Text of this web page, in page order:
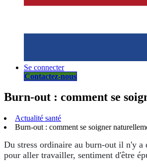
Se connecter
Contactez-nous
Burn-out : comment se
Actualité santé
Burn-out : comment se soigner
Du stress ordinaire au burn-out il n'y a
pour aller travailler, sentiment d'être